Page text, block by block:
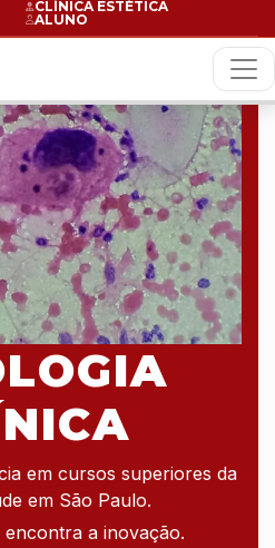
CLÍNICA ESTÉTICA
ALUNO
em cursos superiores da
em São Paulo.
encontra a inovação.